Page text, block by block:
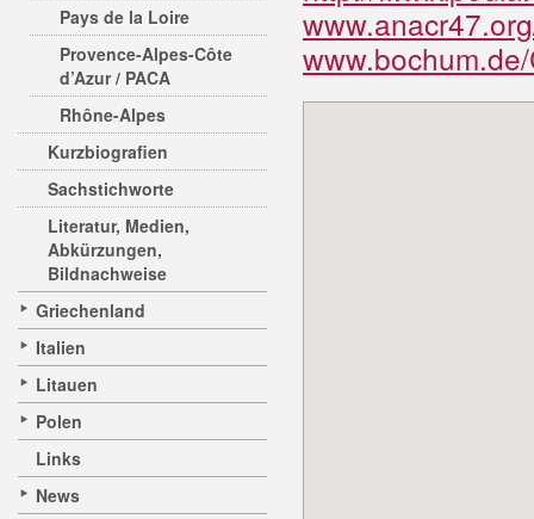
Pays de la Loire
Provence-Alpes-Côte
d’Azur / PACA
Rhône-Alpes
Kurzbiografien
Sachstichworte
Literatur, Medien,
Abkürzungen,
Bildnachweise
Griechenland
Italien
Litauen
Polen
Links
News